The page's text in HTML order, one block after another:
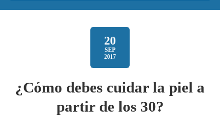
20
SEP
2017
¿Cómo debes cuidar la piel a
partir de los 30?